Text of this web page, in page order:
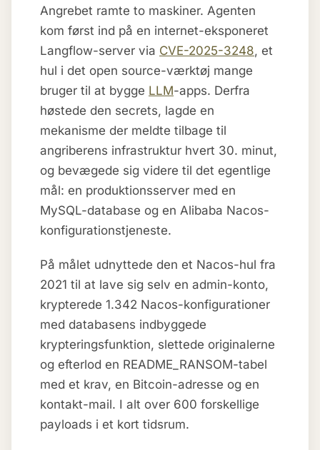
Angrebet ramte to maskiner. Agenten
kom først ind på en internet-eksponeret
Langflow-server via CVE-2025-3248, et
hul i det open source-værktøj mange
bruger til at bygge LLM-apps. Derfra
høstede den secrets, lagde en
mekanisme der meldte tilbage til
angriberens infrastruktur hvert 30. minut,
og bevægede sig videre til det egentlige
mål: en produktionsserver med en
MySQL-database og en Alibaba Nacos-
konfigurationstjeneste.
På målet udnyttede den et Nacos-hul fra
2021 til at lave sig selv en admin-konto,
krypterede 1.342 Nacos-konfigurationer
med databasens indbyggede
krypteringsfunktion, slettede originalerne
og efterlod en README_RANSOM-tabel
med et krav, en Bitcoin-adresse og en
kontakt-mail. I alt over 600 forskellige
payloads i et kort tidsrum.